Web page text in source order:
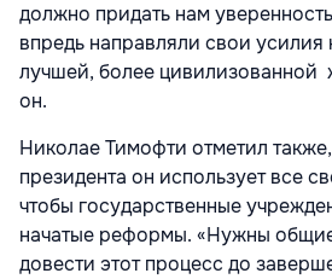
должно придать нам
впредь направляли свои
лучшей, более цивилизованной
он.
Николае Тимофти отметил также,
президента он использует все
чтобы государственные
начатые реформы. «Нужны
довести этот процесс до